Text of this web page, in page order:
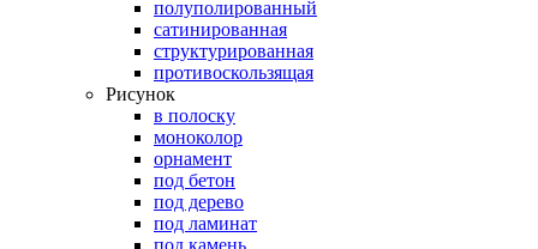
полуполированный
сатинированная
структурированная
противоскользящая
Рисунок
в полоску
моноколор
орнамент
под бетон
под дерево
под ламинат
под камень